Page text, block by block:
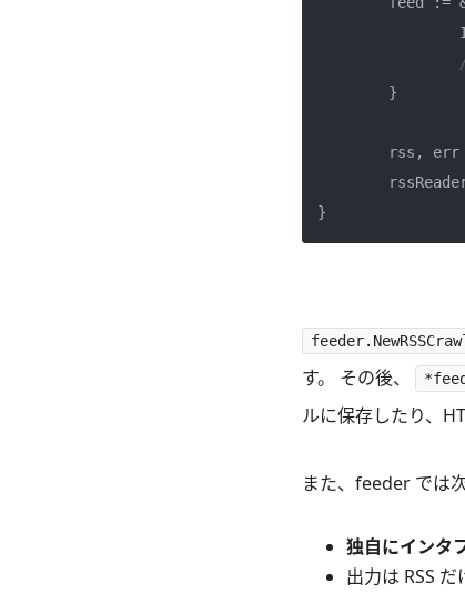
rss,
す。 その後、
ルに保存したり、
また、feeder では
独自にインタ
出力は RSS